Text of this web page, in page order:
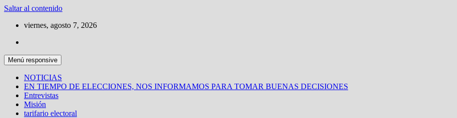
Saltar al contenido
viernes, agosto 7, 2026
Menú responsive
NOTICIAS
EN TIEMPO DE ELECCIONES, NOS INFORMAMOS PARA TOMAR BUENAS DECISIONES
Entrevistas
Misión
tarifario electoral